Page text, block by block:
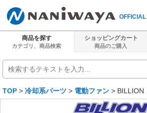
商品を探す
カテゴリ、商品検索
ショッピングカート
商品のご購入
TOP > 冷却系パーツ > 電動ファン > BILLION